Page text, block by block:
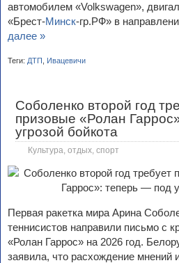
автомобилем «Volkswagen»,
«Брест-Минск-гр.РФ» в
далее »
Теги: ДТП Ивацевичи
Соболенко второй год
призовые «Ролан
угрозой бойкота
Культура, отдых, спорт
Первая ракетка мира Арина
теннисистов направили письмо с
«Ролан Гаррос» на 2026 год.
заявила, что расхождение мнений